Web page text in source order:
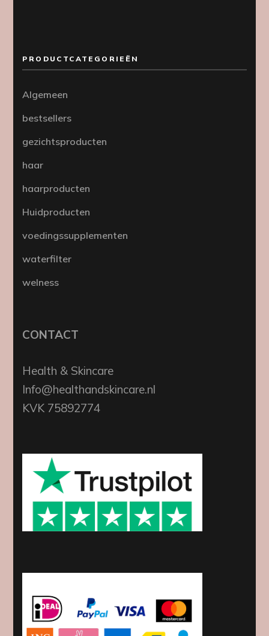
PRODUCTCATEGORIEËN
Algemeen
bestsellers
gezichtsproducten
haar
haarproducten
Huidproducten
voedingssupplementen
waterfilter
welness
CONTACT
Health & Skincare
Info@healthandskincare.nl
KVK 75892774